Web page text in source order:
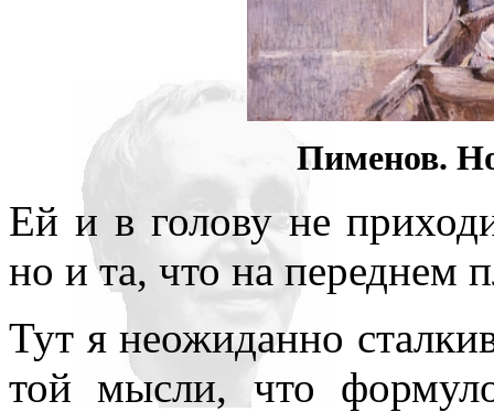
Пименов.
Ей и в голову не
но и та, что на переднем
Тут я неожиданно
той мысли, что